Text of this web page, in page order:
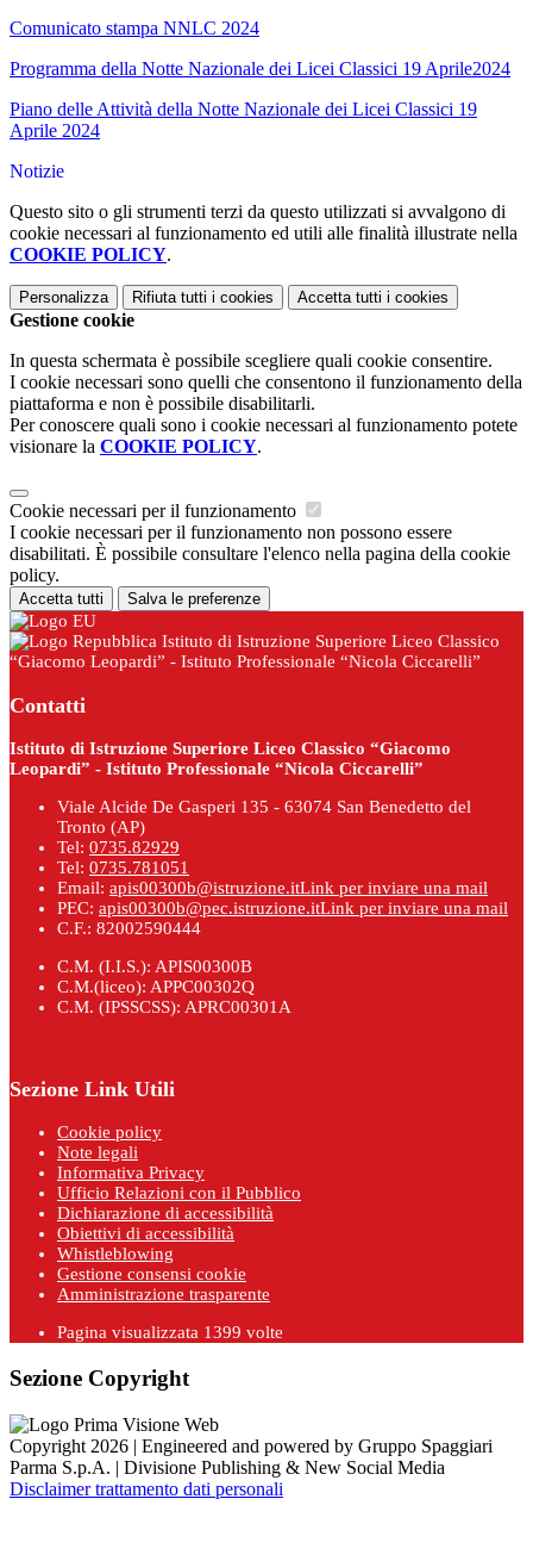
Comunicato stampa NNLC 2024
Programma della Notte Nazionale dei Licei Classici 19 Aprile2024
Piano delle Attività della Notte Nazionale dei Licei Classici 19
Aprile 2024
Notizie
Questo sito o gli strumenti terzi da questo utilizzati si avvalgono di
cookie necessari al funzionamento ed utili alle finalità illustrate nella
COOKIE POLICY.
Personalizza Rifiuta tutti i cookies Accetta tutti i cookies
Gestione cookie
In questa schermata è possibile scegliere quali cookie consentire.
I cookie necessari sono quelli che consentono il funzionamento della
piattaforma e non è possibile disabilitarli.
Per conoscere quali sono i cookie necessari al funzionamento potete
visionare la COOKIE POLICY.
Cookie necessari per il funzionamento
I cookie necessari per il funzionamento non possono essere
disabilitati. È possibile consultare l'elenco nella pagina della cookie
policy.
Accetta tutti Salva le preferenze
Istituto di Istruzione Superiore Liceo Classico
“Giacomo Leopardi” - Istituto Professionale “Nicola Ciccarelli”
Contatti
Istituto di Istruzione Superiore Liceo Classico “Giacomo
Leopardi” - Istituto Professionale “Nicola Ciccarelli”
Viale Alcide De Gasperi 135 - 63074 San Benedetto del
Tronto (AP)
Tel: 0735.82929
Tel: 0735.781051
Email: apis00300b@istruzione.itLink per inviare una mail
PEC: apis00300b@pec.istruzione.itLink per inviare una mail
C.F.: 82002590444
C.M. (I.I.S.): APIS00300B
C.M.(liceo): APPC00302Q
C.M. (IPSSCSS): APRC00301A
Sezione Link Utili
Cookie policy
Note legali
Informativa Privacy
Ufficio Relazioni con il Pubblico
Dichiarazione di accessibilità
Obiettivi di accessibilità
Whistleblowing
Gestione consensi cookie
Amministrazione trasparente
Pagina visualizzata 1399 volte
Sezione Copyright
Copyright 2026 | Engineered and powered by Gruppo Spaggiari
Parma S.p.A. | Divisione Publishing & New Social Media
Disclaimer trattamento dati personali